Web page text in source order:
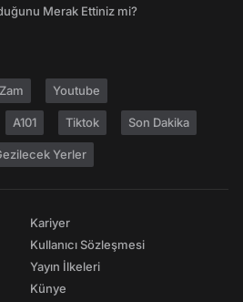
Merak Ettiniz mi?
Zam Youtube
A101 Tiktok Son Dakika
Yerler
Kariyer
Kullanıcı Sözleşmesi
Yayın İlkeleri
Künye